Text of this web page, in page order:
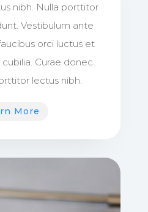
nibh. Nulla porttitor
Vestibulum ante
orci luctus et
Curae donec
lectus nibh.
More